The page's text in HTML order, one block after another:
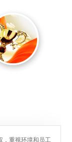
，重视环境和员工